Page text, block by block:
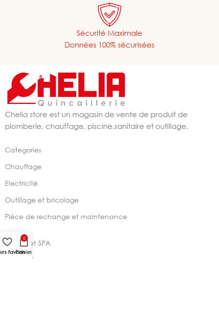
Sécurité Maximale
Données 100% sécurisées
Chelia store est un magasin de vente de produit de
plomberie, chauffage, piscine,sanitaire et outillage.
Categories
Chauffage
Electricité
Outillage et bricolage
Pièce de rechange et maintenance
Piscine et SPA
Plomberie
favoris
0
Panier